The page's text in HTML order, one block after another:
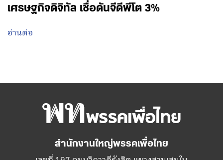
เศรษฐกิจดิจิทัล เชื่อดันจีดีพีโต 3%
อ่านต่อ
สำนักงานใหญ่พรรคเพื่อไทย